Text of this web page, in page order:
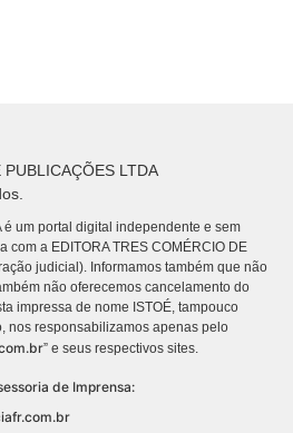
LTDA
é um portal digital independente e sem
com a EDITORA TRES COMÉRCIO DE
judicial). Informamos também que não
não oferecemos cancelamento do
impressa de nome ISTOÉ, tampouco
nos responsabilizamos apenas pelo
” e seus respectivos sites.
de Imprensa: